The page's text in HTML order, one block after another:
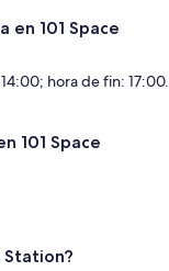
en 101 Space
hora de fin: 17:00.
101 Space
Station?